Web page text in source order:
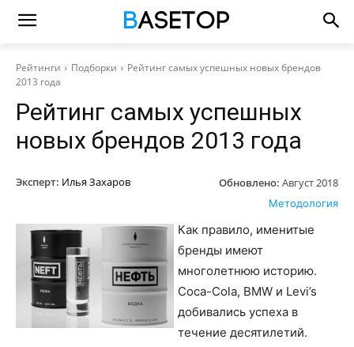
Рейтинги Подборки
Рейтинг самых успешных новых брендов
2013 года
Рейтинг самых успешных
новых брендов 2013 года
Эксперт: Илья Захаров Обновлено: Август 2018
Методология
Как правило, именитые
бренды имеют
многолетнюю историю.
Coca-Cola, BMW и Levi’s
добивались успеха в
течение десятилетий.